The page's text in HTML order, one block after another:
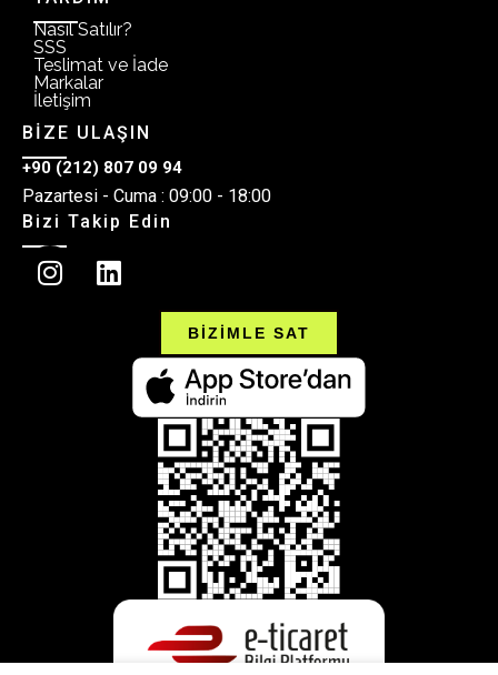
Nasıl Satılır?
SSS
Teslimat ve İade
Markalar
İletişim
BİZE ULAŞIN
+90 (212) 807 09 94
Pazartesi - Cuma : 09:00 - 18:00
Bizi Takip Edin
BİZİMLE SAT